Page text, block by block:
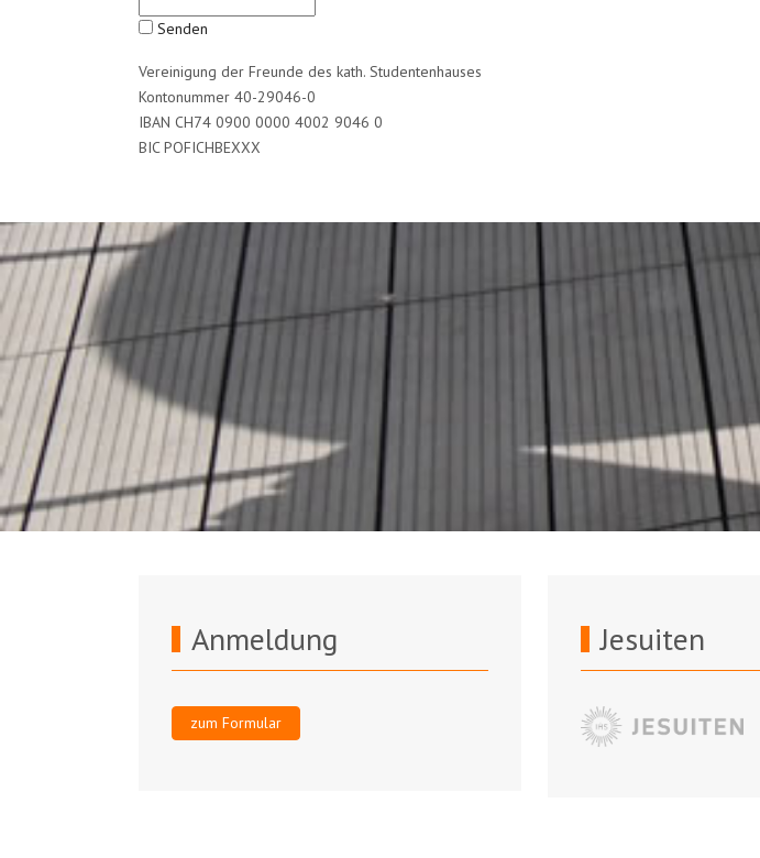
Senden
Vereinigung der Freunde des kath. Studentenhauses
Kontonummer 40-29046-0
IBAN CH74 0900 0000 4002 9046 0
BIC POFICHBEXXX
Anmeldung
zum Formular
Jesuiten